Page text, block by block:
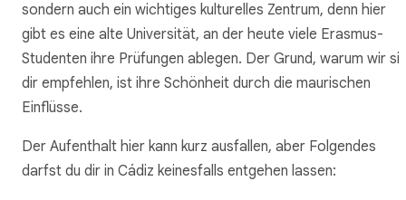
sondern auch ein wichtiges kulturelles Zentrum, denn hier
gibt es eine alte Universität, an der heute viele Erasmus-
Studenten ihre Prüfungen ablegen. Der Grund, warum wir
dir empfehlen, ist ihre Schönheit durch die maurischen
Einflüsse.
Der Aufenthalt hier kann kurz ausfallen, aber Folgendes
darfst du dir in Cádiz keinesfalls entgehen lassen: